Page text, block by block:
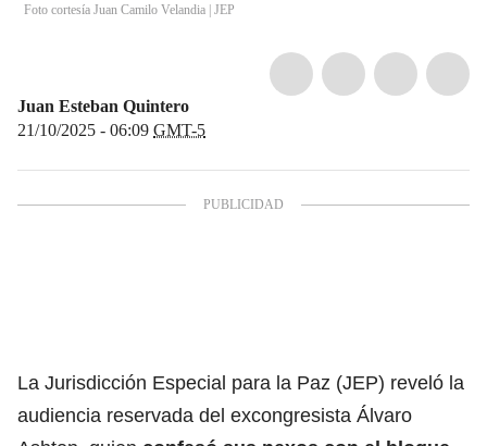
Foto cortesía Juan Camilo Velandia | JEP
Juan Esteban Quintero
21/10/2025 - 06:09 GMT-5
La Jurisdicción Especial para la Paz (JEP) reveló la
audiencia reservada del excongresista Álvaro